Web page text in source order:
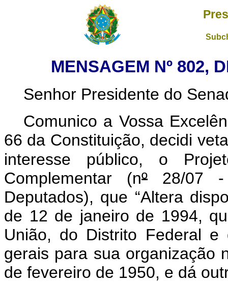
MENSAGEM Nº 802,
Senhor Presidente do
Comunico a Vossa
66 da Constituição, decidi
interesse público, o
Complementar (nº28/07 -
Deputados), que “Altera
de 12 de janeiro de 1994,
União, do Distrito Federal e
gerais para sua organização
de fevereiro de 1950, e dá